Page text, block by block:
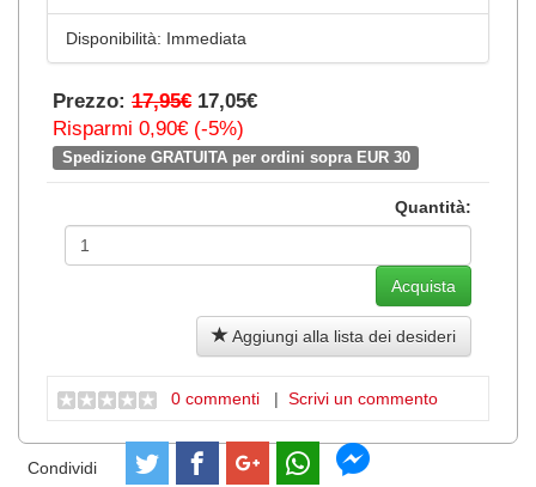
Disponibilità: Immediata
Prezzo: 17,95€ 17,05€
Risparmi 0,90€ (-5%)
Spedizione GRATUITA per ordini sopra EUR 30
Quantità:
Aggiungi alla lista dei desideri
0 commenti | Scrivi un commento
Condividi